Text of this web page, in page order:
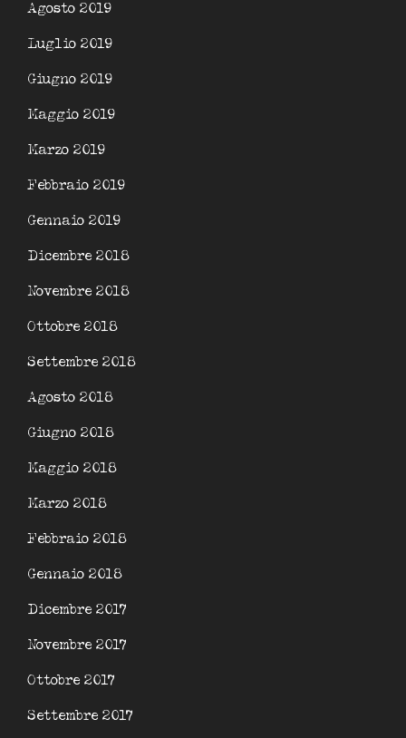
Agosto 2019
Luglio 2019
Giugno 2019
Maggio 2019
Marzo 2019
Febbraio 2019
Gennaio 2019
Dicembre 2018
Novembre 2018
Ottobre 2018
Settembre 2018
Agosto 2018
Giugno 2018
Maggio 2018
Marzo 2018
Febbraio 2018
Gennaio 2018
Dicembre 2017
Novembre 2017
Ottobre 2017
Settembre 2017